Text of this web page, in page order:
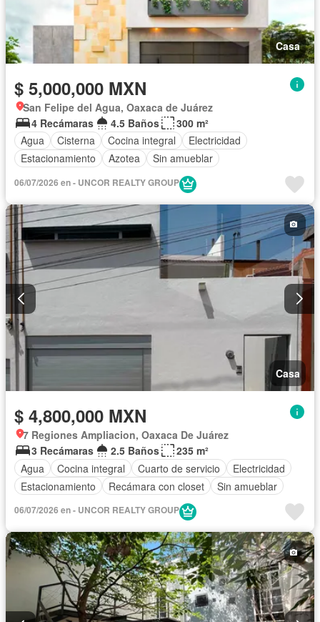
Casa
$ 5,000,000 MXN
San Felipe del Agua, Oaxaca de Juárez
4 Recámaras
4.5 Baños
300 m²
Agua
Cisterna Cocina integral
Electricidad
Estacionamiento
Azotea Sin amueblar
06/07/2026 en - UNCOR REALTY GROUP
Casa
$ 4,800,000 MXN
7 Regiones Ampliacion, Oaxaca De Juárez
3 Recámaras
2.5 Baños
235 m²
Agua
Cocina integral Cuarto de servicio
Electricidad
Estacionamiento
Recámara con closet Sin amueblar
06/07/2026 en - UNCOR REALTY GROUP